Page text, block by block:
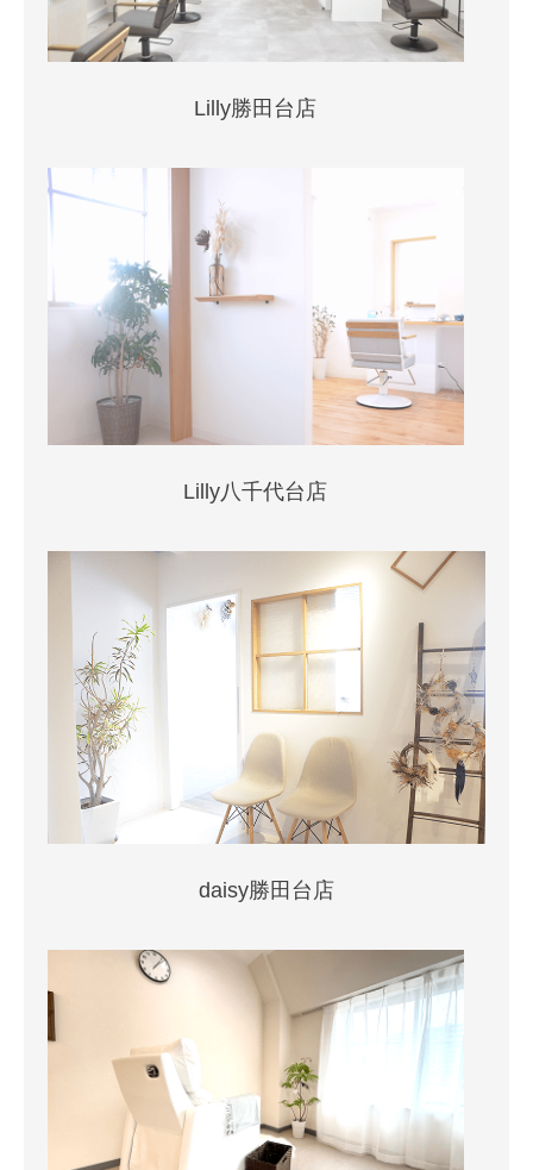
Lilly勝田台店
Lilly八千代台店
daisy勝田台店